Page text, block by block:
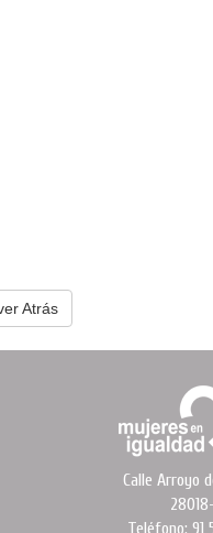
Atrás
Calle Arroyo
Teléfono: 91